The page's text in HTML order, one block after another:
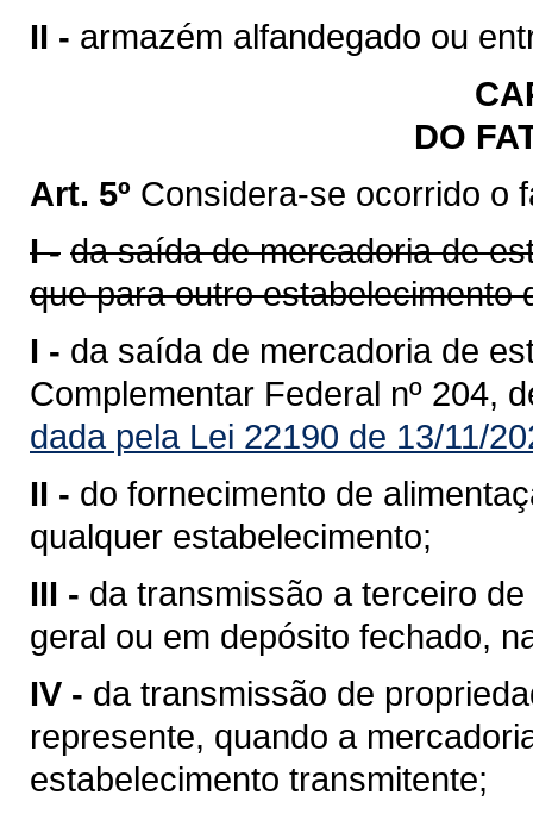
II - armazém alfandegado ou
DO
Art. 5º Considera-se ocorrido o
I - da saída de mercadoria de
que para outro estabelecimento
I - da saída de mercadoria de
Complementar Federal nº 204,
dada pela Lei 22190 de 13/11/
II - do fornecimento de
qualquer estabelecimento;
III - da transmissão a terceiro
geral ou em depósito fechado,
IV - da transmissão de
represente, quando a
estabelecimento transmitente;